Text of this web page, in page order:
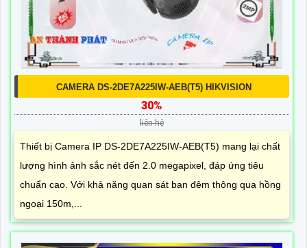
CAMERA DS-2DE7A225IW-AEB(T5) HIKVISION
30%
liên hệ
Thiết bị Camera IP DS-2DE7A225IW-AEB(T5) mang lại chất
lượng hình ảnh sắc nét đến 2.0 megapixel, đáp ứng tiêu
chuẩn cao. Với khả năng quan sát ban đêm thông qua hồng
ngoại 150m,...